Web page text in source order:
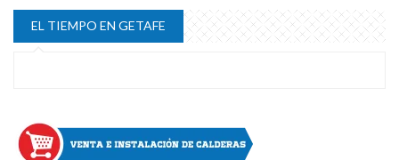
EL TIEMPO EN GETAFE